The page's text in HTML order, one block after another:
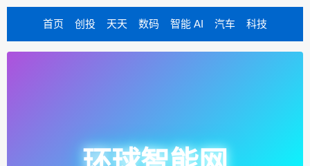
首页 创投 天天 数码 智能 AI 汽车 科技